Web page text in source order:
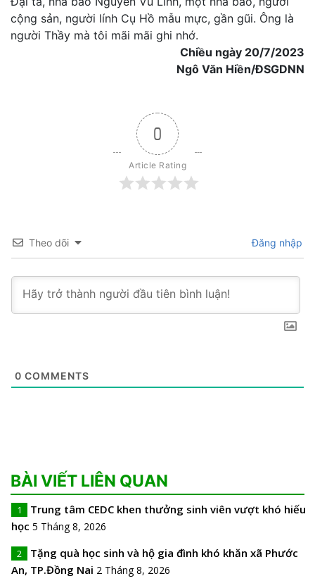
cộng sản, người lính Cụ Hồ mẫu mực, gần gũi. Ông là
người Thầy mà tôi mãi mãi ghi nhớ.
Chiều ngày 20/7/2023
Ngô Văn Hiền/ĐSGDNN
0
Article Rating
Theo dõi Đăng nhập
0 COMMENTS
BÀI VIẾT LIÊN QUAN
1
Trung tâm CEDC khen thưởng sinh viên vượt khó hiếu
học 5 Tháng 8, 2026
2
Tặng quà học sinh và hộ gia đình khó khăn xã Phước
An, TP.Đồng Nai 2 Tháng 8, 2026